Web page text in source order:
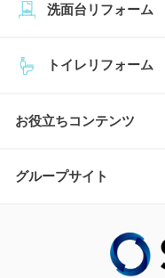
トイレリフォーム
洗面台リフォーム
お役立ちコンテンツ
グループサイト